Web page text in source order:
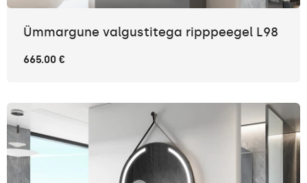
Ümmargune valgustitega ripppeegel L98
665.00 €